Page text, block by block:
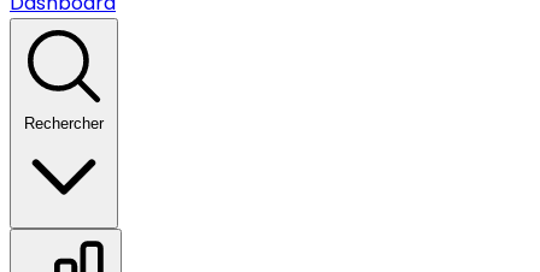
Rechercher